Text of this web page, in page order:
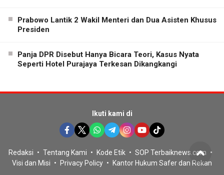
Prabowo Lantik 2 Wakil Menteri dan Dua Asisten Khusus
Presiden
Panja DPR Disebut Hanya Bicara Teori, Kasus Nyata
Seperti Hotel Purajaya Terkesan Dikangkangi
Ikuti kami di
Redaksi Tentang Kami Kode Etik
SOP Terbaiknews.com
Visi dan Misi
Privacy Policy Kantor Hukum Safer dan Rekan